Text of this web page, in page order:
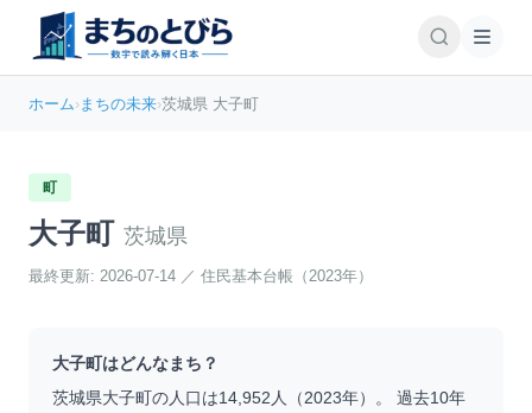
ホーム›まちの未来›茨城県 大子町
町
大子町 茨城県
最終更新: 2026-07-14 ／ 住民基本台帳（2023年）
大子町はどんなまち？
茨城県大子町の人口は14,952 人（2023年）。 過去10年